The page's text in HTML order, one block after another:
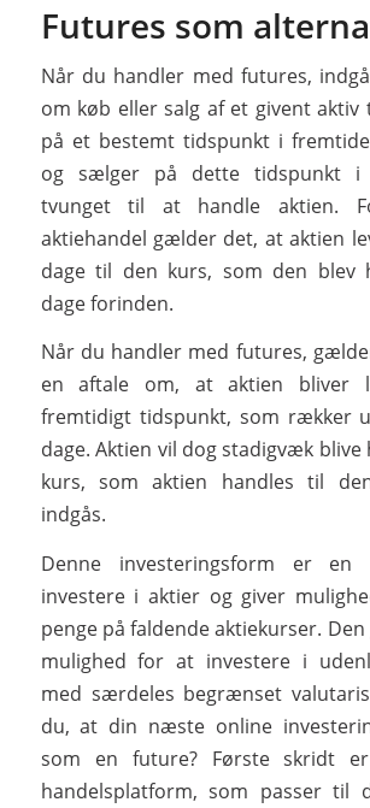
Futures som
Når du handler med futures,
om køb eller salg af et givent aktiv
på et bestemt tidspunkt i
og sælger på dette tidspunkt i
tvunget til at handle aktien.
aktiehandel gælder det, at aktien
dage til den kurs, som den blev
dage forinden.
Når du handler med futures,
en aftale om, at aktien bliver
fremtidigt tidspunkt, som rækker
dage. Aktien vil dog stadigvæk
kurs, som aktien handles til
indgås.
Denne investeringsform er
investere i aktier og giver
penge på faldende aktiekurser.
mulighed for at investere i
med særdeles begrænset
du, at din næste online
som en future? Første skridt
handelsplatform, som passer til